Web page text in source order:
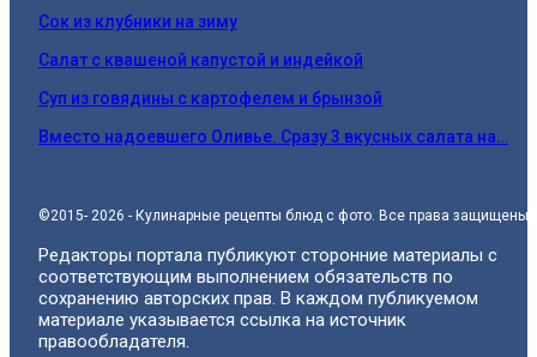
Сок из клубники на зиму
Салат с квашеной капустой и индейкой
Суп из говядины с картофелем и брынзой
Вместо надоевшего Оливье. Сразу 3 вкусных салата на…
©2015- 2026 - Кулинарные рецепты блюд с фото. Все права защищены.
Редакторы портала публикуют сторонние материалы с
соответствующим выполнением обязательств по
сохранению авторских прав. В каждом публикуемом
материале указывается ссылка на источник
правообладателя.